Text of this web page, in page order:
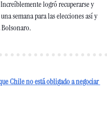
logró recuperarse y
semana para las elecciones así y
Bolsonaro.
Chile no está obligado a negociar